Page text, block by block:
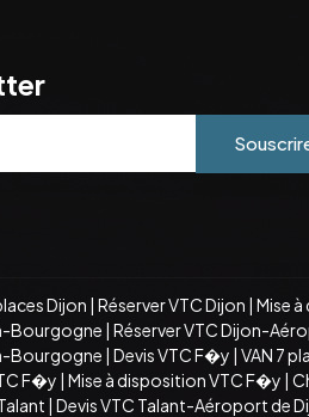
Dijon | Réserver VTC Dijon | Mise
Bourgogne | Réserver VTC Dijon-
Bourgogne | Devis VTC F�y | VAN 7
F�y | Mise à disposition VTC F�y |
| Devis VTC Talant-Aéroport de